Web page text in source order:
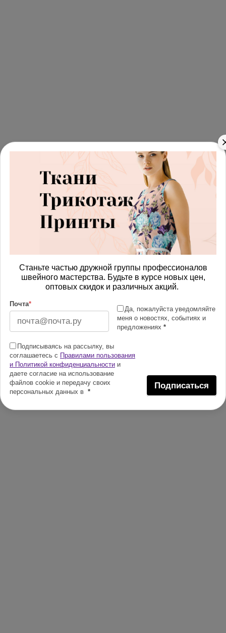
Станьте частью дружной группы профессионалов
швейного мастерства. Будьте в курсе новых цен,
оптовых скидок и различных акций.
Почта*
Да, пожалуйста уведомляйте
меня о новостях, событиях и
предложениях *
Подписываясь на рассылку, вы
соглашаетесь с Правилами пользования
и Политикой конфиденциальности и
даете согласие на использование
файлов cookie и передачу своих
персональных данных в *
Подписаться